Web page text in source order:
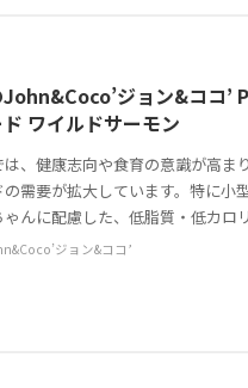
ジョン&ココ’
ワイルドサーモン
は、健康志向や食育の意識が高ま
の需要が拡大しています。特に小
ゃんに配慮した、低脂質・低カロ
製品が注目を集めています。そ
フード ワイルドサーモンは、生
ジョン&ココ’